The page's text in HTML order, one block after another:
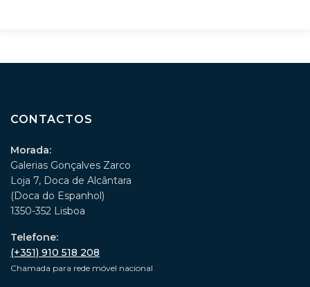
CONTACTOS
Morada:
Galerias Gonçalves Zarco
Loja 7, Doca de Alcântara
(Doca do Espanhol)
1350-352 Lisboa
Telefone:
(+351) 910 518 208
Chamada para rede móvel nacional